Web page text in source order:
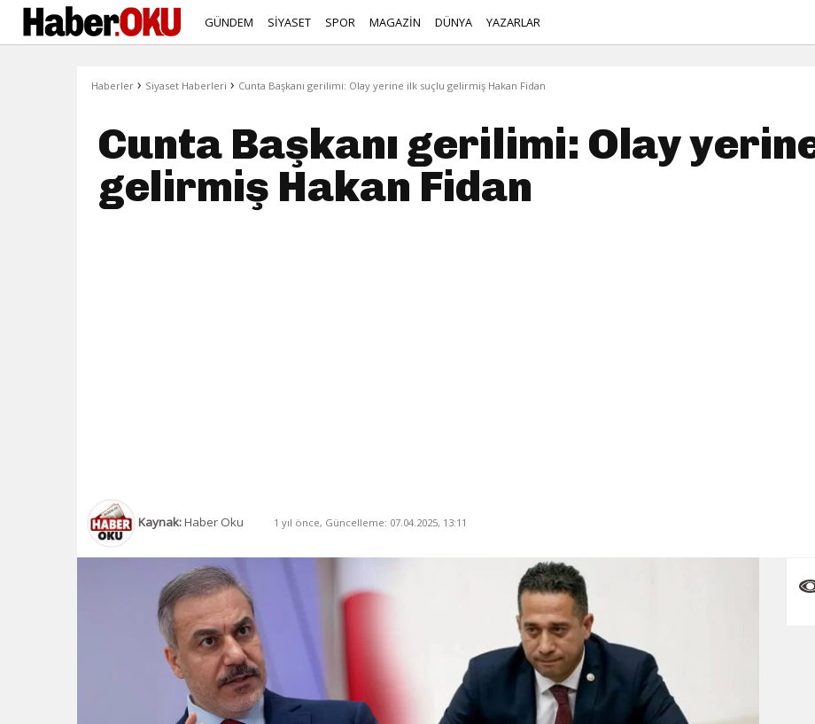
GÜNDEM SİYASET SPOR MAGAZİN DÜNYA YAZARLAR
Haberler › Siyaset Haberleri › Cunta Başkanı gerilimi: Olay yerine ilk suçlu gelirmiş Hakan Fidan
Cunta Başkanı gerilimi: Olay
gelirmiş Hakan Fidan
Kaynak:Haber Oku 1 yıl önce, Güncelleme: 07.04.2025, 13:11